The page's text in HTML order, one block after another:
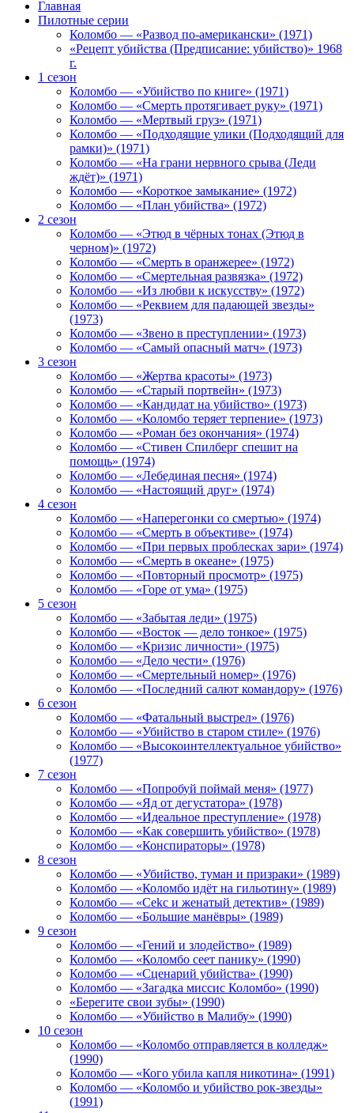
Главная
Пилотные серии
Коломбо — «Развод по-американски» (1971)
«Рецепт убийства (Предписание: убийство)» 1968
г.
1 сезон
Коломбо — «Убийство по книге» (1971)
Коломбо — «Смерть протягивает руку» (1971)
Коломбо — «Мертвый груз» (1971)
Коломбо — «Подходящие улики (Подходящий для
рамки)» (1971)
Коломбо — «На грани нервного срыва (Леди
ждёт)» (1971)
Коломбо — «Короткое замыкание» (1972)
Коломбо — «План убийства» (1972)
2 сезон
Коломбо — «Этюд в чёрных тонах (Этюд в
черном)» (1972)
Коломбо — «Смерть в оранжерее» (1972)
Коломбо — «Смертельная развязка» (1972)
Коломбо — «Из любви к искусству» (1972)
Коломбо — «Реквием для падающей звезды»
(1973)
Коломбо — «Звено в преступлении» (1973)
Коломбо — «Самый опасный матч» (1973)
3 сезон
Коломбо — «Жертва красоты» (1973)
Коломбо — «Старый портвейн» (1973)
Коломбо — «Кандидат на убийство» (1973)
Коломбо — «Коломбо теряет терпение» (1973)
Коломбо — «Роман без окончания» (1974)
Коломбо — «Стивен Спилберг спешит на
помощь» (1974)
Коломбо — «Лебединая песня» (1974)
Коломбо — «Настоящий друг» (1974)
4 сезон
Коломбо — «Наперегонки со смертью» (1974)
Коломбо — «Смерть в объективе» (1974)
Коломбо — «При первых проблесках зари» (1974)
Коломбо — «Смерть в океане» (1975)
Коломбо — «Повторный просмотр» (1975)
Коломбо — «Горе от ума» (1975)
5 сезон
Коломбо — «Забытая леди» (1975)
Коломбо — «Восток — дело тонкое» (1975)
Коломбо — «Кризис личности» (1975)
Коломбо — «Дело чести» (1976)
Коломбо — «Смертельный номер» (1976)
Коломбо — «Последний салют командору» (1976)
6 сезон
Коломбо — «Фатальный выстрел» (1976)
Коломбо — «Убийство в старом стиле» (1976)
Коломбо — «Высокоинтеллектуальное убийство»
(1977)
7 сезон
Коломбо — «Попробуй поймай меня» (1977)
Коломбо — «Яд от дегустатора» (1978)
Коломбо — «Идеальное преступление» (1978)
Коломбо — «Как совершить убийство» (1978)
Коломбо — «Конспираторы» (1978)
8 сезон
Коломбо — «Убийство, туман и призраки» (1989)
Коломбо — «Коломбо идёт на гильотину» (1989)
Коломбо — «Cekc и женатый детектив» (1989)
Коломбо — «Большие манёвры» (1989)
9 сезон
Коломбо — «Гений и злодейство» (1989)
Коломбо — «Коломбо сеет панику» (1990)
Коломбо — «Сценарий убийства» (1990)
Коломбо — «Загадка миссис Коломбо» (1990)
«Берегите свои зубы» (1990)
Коломбо — «Убийство в Малибу» (1990)
10 сезон
Коломбо — «Коломбо отправляется в колледж»
(1990)
Коломбо — «Кого убила капля никотина» (1991)
Коломбо — «Коломбо и убийство рок-звезды»
(1991)